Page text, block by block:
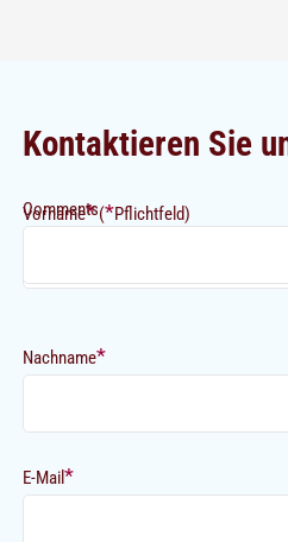
Kontaktieren Sie
Comments
Vorname*(*Pflichtfeld)
Nachname*
E-Mail*